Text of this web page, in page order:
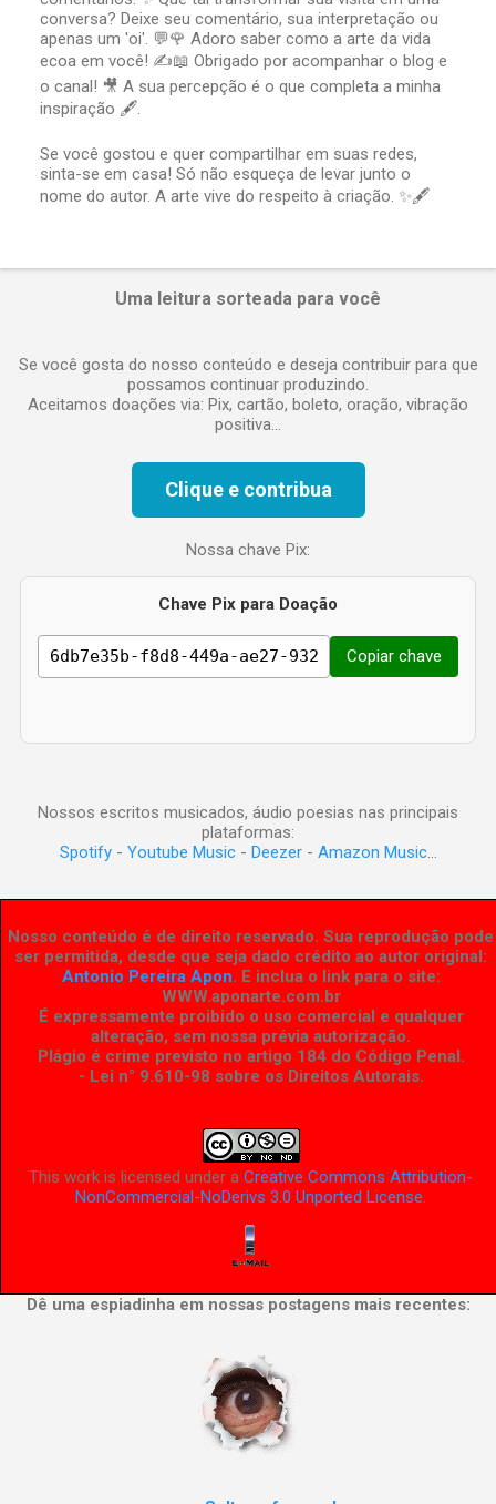
o
s
t
a
r
u
c
o
m
conversa? Deixe seu comentário, sua interpretação ou
apenas um 'oi'. 💬🌹 Adoro saber como a arte da vida
ecoa em você! ✍️📖 Obrigado por acompanhar o blog e
o canal! 🎥 A sua percepção é o que completa a minha
inspiração 🖋️.
Se você gostou e quer compartilhar em suas redes,
sinta-se em casa! Só não esqueça de levar junto o
nome do autor. A arte vive do respeito à criação. ✨🖋️
Uma leitura sorteada para você
Se você gosta do nosso conteúdo e deseja contribuir para que
possamos continuar produzindo.
Aceitamos doações via: Pix, cartão, boleto, oração, vibração
positiva...
Clique e contribua
Nossa chave Pix:
Chave Pix para Doação
Copiar chave
Nossos escritos musicados, áudio poesias nas principais
plataformas:
Spotify- Youtube Music- Deezer- Amazon Music...
Nosso conteúdo é de direito reservado. Sua reprodução pode
ser permitida, desde que seja dado crédito ao autor original:
Antonio Pereira Apon. E inclua o link para o site:
WWW.aponarte.com.br
É expressamente proibido o uso comercial e qualquer
alteração, sem nossa prévia autorização.
Plágio é crime previsto no artigo 184 do Código Penal.
- Lei n° 9.610-98 sobre os Direitos Autorais.
This work is licensed under aCreative Commons Attribution-
NonCommercial-NoDerivs 3.0 Unported License.
Dê uma espiadinha em nossas postagens mais recentes: